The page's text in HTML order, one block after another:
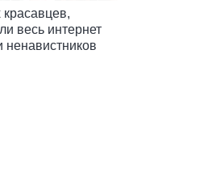
красавцев,
весь интернет
ненавистников